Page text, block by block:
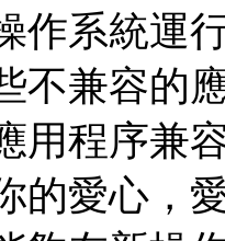
作系統運
不兼容的
用程序兼
的愛心，